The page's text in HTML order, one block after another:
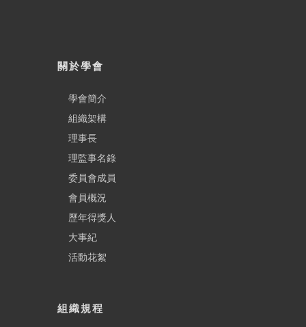
關於學會
學會簡介
組織架構
理事長
理監事名錄
委員會成員
會員概況
歷年得獎人
大事紀
活動花絮
組織規程